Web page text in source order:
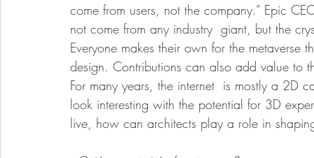
come from users, not the company.” Epic
not come from any industry  giant, but the
Everyone makes their own for the
design. Contributions can also add value to
For many years, the internet  is mostly a
look interesting with the potential for 3D
live, how can architects play a role in